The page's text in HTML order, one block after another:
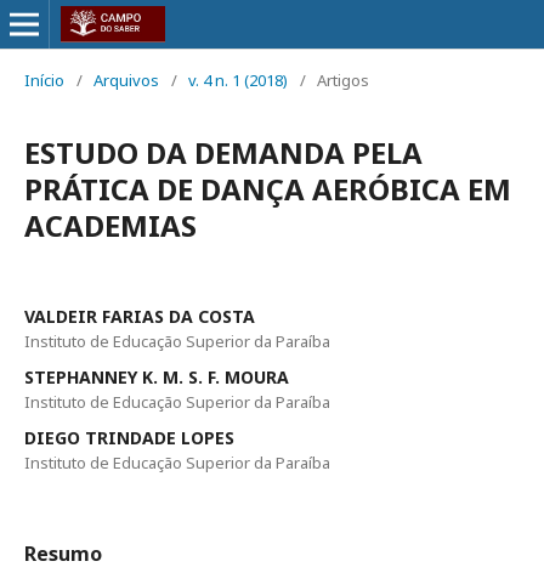
Início / Arquivos / v. 4 n. 1 (2018) / Artigos
ESTUDO DA DEMANDA PELA
PRÁTICA DE DANÇA AERÓBICA EM
ACADEMIAS
VALDEIR FARIAS DA COSTA
Instituto de Educação Superior da Paraíba
STEPHANNEY K. M. S. F. MOURA
Instituto de Educação Superior da Paraíba
DIEGO TRINDADE LOPES
Instituto de Educação Superior da Paraíba
Resumo